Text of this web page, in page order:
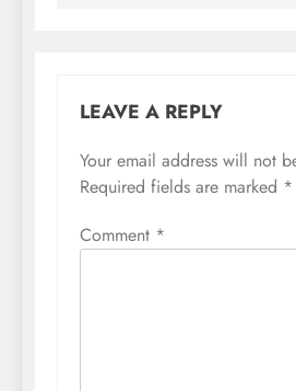
LEAVE A REPLY
Your email address will not
Required fields are marked *
Comment *